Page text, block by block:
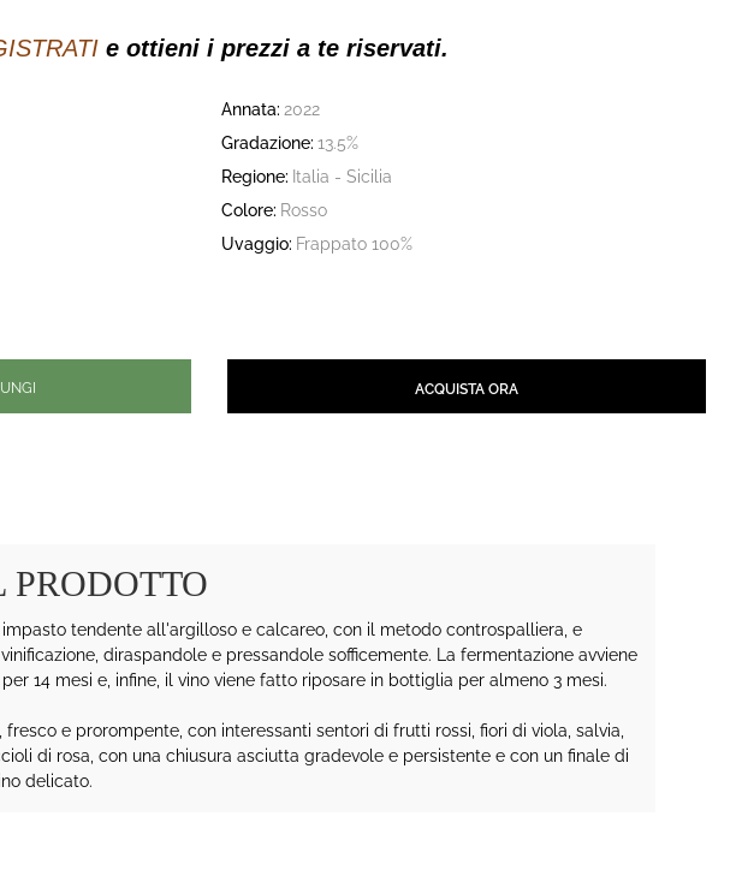
e ottieni i prezzi a te riservati.
Annata: 2022
Gradazione: 13.5%
Regione: Italia - Sicilia
Colore: Rosso
Uvaggio: Frappato 100%
ACQUISTA ORA
tendente all'argilloso e calcareo, con il metodo controspalliera, e
diraspandole e pressandole sofficemente. La fermentazione avviene
14 mesi e, infine, il vino viene fatto riposare in bottiglia per almeno 3 mesi.
e prorompente, con interessanti sentori di frutti rossi, fiori di viola, salvia,
di rosa, con una chiusura asciutta gradevole e persistente e con un finale di
delicato.